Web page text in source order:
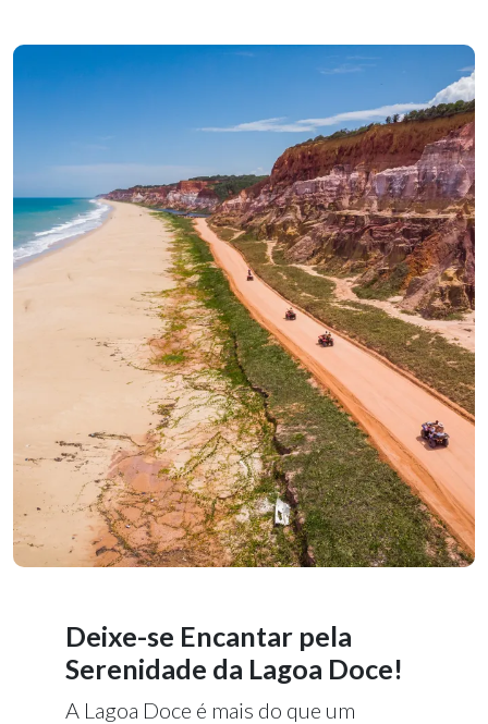
Deixe-se Encantar pela
Serenidade da Lagoa Doce!
A Lagoa Doce é mais do que um